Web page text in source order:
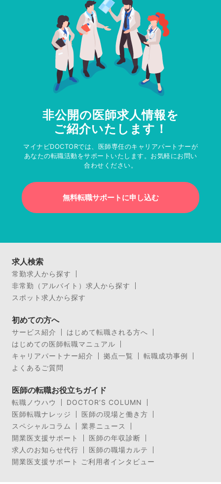
非公開の医師求人情報を
ご紹介いたします！
マイナビDOCTORでは、医師専任のキャリアパートナーが
あなたの転職活動をサポートいたします。お気軽にお問い
合わせください。
無料転職サポートに申し込む
求人検索
常勤求人から探す
非常勤（アルバイト）求人から探す
スポット求人から探す
初めての方へ
サービス紹介
はじめて転職される方へ
はじめての医師転職マニュアル
キャリアパートナー紹介
拠点一覧
転職成功事例
よくあるご質問
医師の転職お役立ちガイド
転職ノウハウ
DOCTOR’S COLUMN
医師転職ナレッジ
医師の現場と働き方
スペシャルコラム
業界ニュース
開業医支援サポート
医師の年収診断
求人のお知らせ代行
医師の職場カルテ
開業医支援サポート ご利用者インタビュー